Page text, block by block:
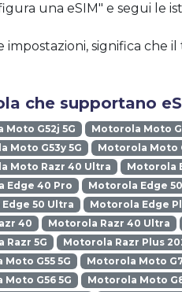
una eSIM" e segui le
impostazioni, significa che
che supportano
Moto G52j 5G Motorola Moto
Moto G53y 5G
Motorola Moto
Moto Razr 40 Ultra
Motorola
Edge 40 Pro
Motorola Edge
50 Ultra Motorola Edge
40 Motorola Razr 40 Ultra
Razr 5G Motorola Razr Plus
G55 5G Motorola Moto
G56 5G
Motorola Moto